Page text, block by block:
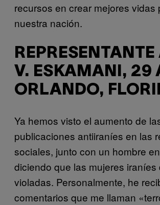
recursos en crear mejores vidas
nuestra nación.
V. ESKAMANI, 29
ORLANDO,
Ya hemos visto el aumento de
publicaciones antiiraníes en las
sociales, junto con un hombre
diciendo que las mujeres
violadas. Personalmente, he
comentarios que me llaman